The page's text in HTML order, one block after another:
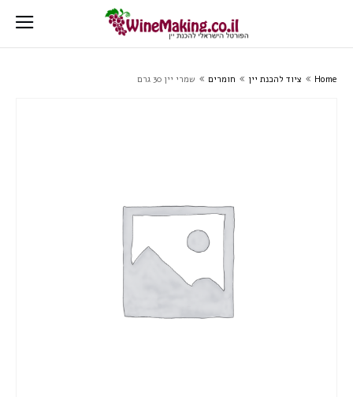
Home ציוד להכנת יין חומרים שמרי יין 30 גרם